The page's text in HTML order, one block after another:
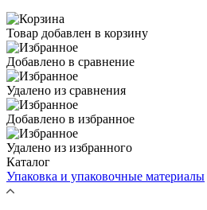
Товар добавлен в корзину
Добавлено в сравнение
Удалено из сравнения
Добавлено в избранное
Удалено из избранного
Каталог
Упаковка и упаковочные материалы